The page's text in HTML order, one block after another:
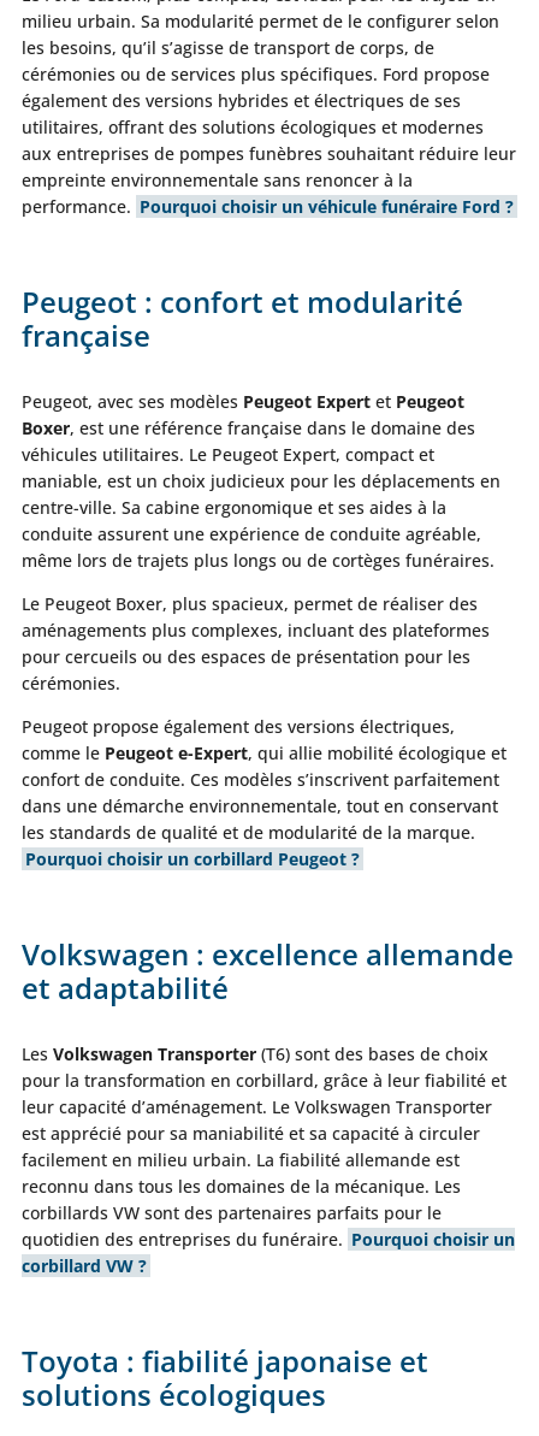
milieu urbain. Sa modularité permet de le configurer selon
les besoins, qu’il s’agisse de transport de corps, de
cérémonies ou de services plus spécifiques. Ford propose
également des versions hybrides et électriques de ses
utilitaires, offrant des solutions écologiques et modernes
aux entreprises de pompes funèbres souhaitant réduire leur
empreinte environnementale sans renoncer à la
performance. Pourquoi choisir un véhicule funéraire Ford ?
Peugeot : confort et modularité
française
Peugeot, avec ses modèles Peugeot Expertet Peugeot
Boxer, est une référence française dans le domaine des
véhicules utilitaires. Le Peugeot Expert, compact et
maniable, est un choix judicieux pour les déplacements en
centre-ville. Sa cabine ergonomique et ses aides à la
conduite assurent une expérience de conduite agréable,
même lors de trajets plus longs ou de cortèges funéraires.
Le Peugeot Boxer, plus spacieux, permet de réaliser des
aménagements plus complexes, incluant des plateformes
pour cercueils ou des espaces de présentation pour les
cérémonies.
Peugeot propose également des versions électriques,
comme le Peugeot e-Expert, qui allie mobilité écologique et
confort de conduite. Ces modèles s’inscrivent parfaitement
dans une démarche environnementale, tout en conservant
les standards de qualité et de modularité de la marque.
Pourquoi choisir un corbillard Peugeot ?
Volkswagen : excellence allemande
et adaptabilité
Les Volkswagen Transporter(T6) sont des bases de choix
pour la transformation en corbillard, grâce à leur fiabilité et
leur capacité d’aménagement. Le Volkswagen Transporter
est apprécié pour sa maniabilité et sa capacité à circuler
facilement en milieu urbain. La fiabilité allemande est
reconnu dans tous les domaines de la mécanique. Les
corbillards VW sont des partenaires parfaits pour le
quotidien des entreprises du funéraire. Pourquoi choisir un
corbillard VW ?
Toyota : fiabilité japonaise et
solutions écologiques